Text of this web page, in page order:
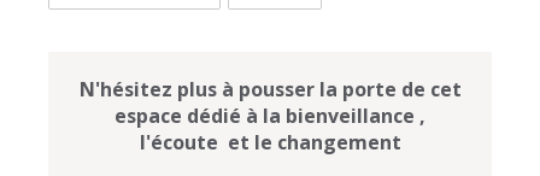
N'hésitez plus à pousser la porte de cet
espace dédié à la bienveillance ,
l'écoute et le changement